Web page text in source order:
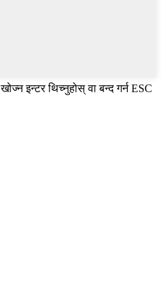
खोज्न इन्टर थिच्नुहोस् वा बन्द गर्न ESC